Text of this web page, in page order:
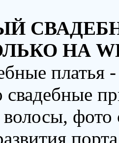
НА
свадебные
волосы,